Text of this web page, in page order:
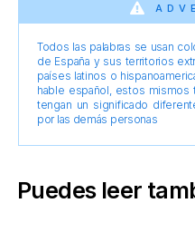
Todos las palabras se usan
de España y sus territorios
países latinos o
hable español, estos mismos
tengan un significado
por las demás personas
Puedes leer